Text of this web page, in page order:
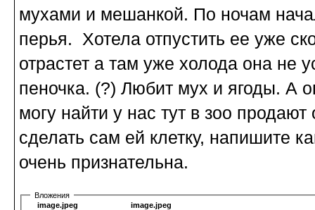
мухами и мешанкой. По ночам
перья. Хотела отпустить ее уже
отрастет а там уже холода она не
пеночка. (?) Любит мух и ягоды. А
могу найти у нас тут в зоо
сделать сам ей клетку, напишите
очень признательна.
Вложения
image.jpeg
image.jpeg